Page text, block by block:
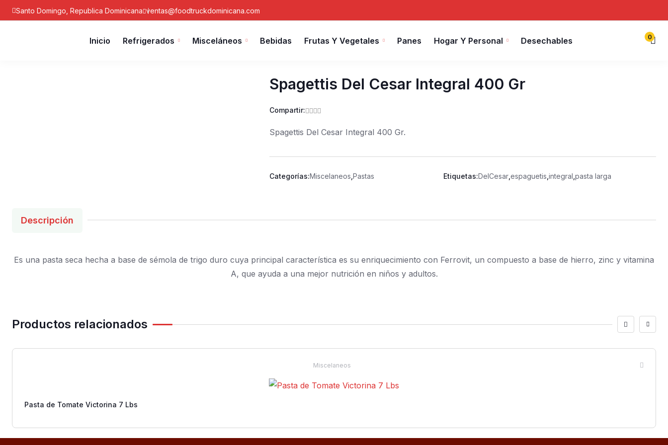
Santo Domingo, Republica Dominicana ventas@foodtruckdominicana.com
Inicio Refrigerados Misceláneos Bebidas Frutas Y Vegetales Panes Hogar Y Personal Desechables 0
Spagettis Del Cesar Integral 400 Gr
Compartir:
Spagettis Del Cesar Integral 400 Gr.
Categorías:Miscelaneos ,Pastas Etiquetas:DelCesar ,espaguetis ,integral ,pasta larga
Descripción
Es una pasta seca hecha a base de sémola de trigo duro cuya principal característica es su enriquecimiento con Ferrovit, un compuesto a base de hierro, zinc y vitamina
A, que ayuda a una mejor nutrición en niños y adultos.
Productos relacionados
Miscelaneos
Pasta de Tomate Victorina 7 Lbs